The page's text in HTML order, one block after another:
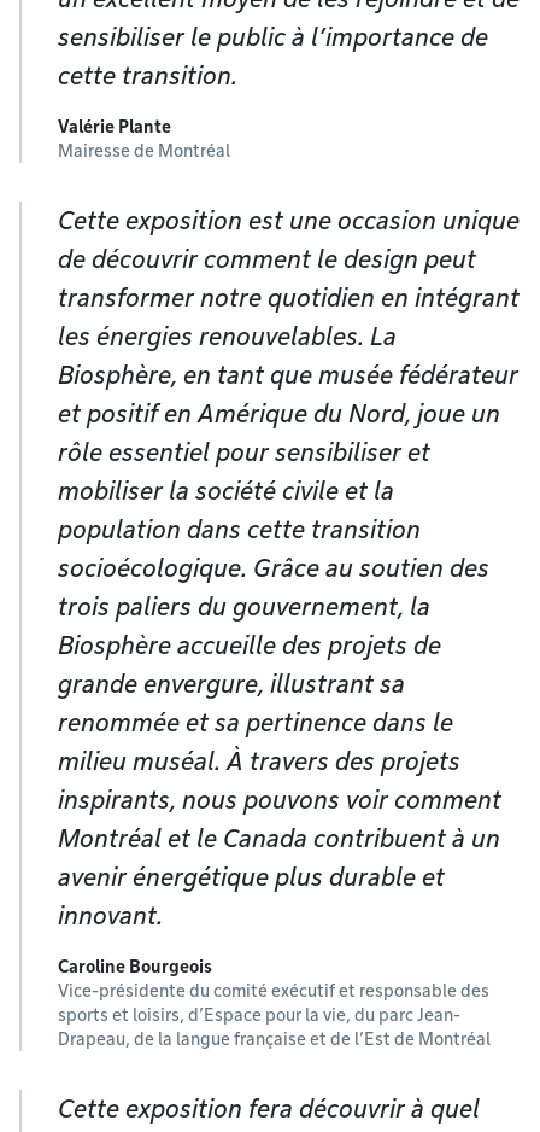
sensibiliser le public à l’importance de
cette transition.
Valérie Plante
Mairesse de Montréal
Cette exposition est une occasion unique
de découvrir comment le design peut
transformer notre quotidien en intégrant
les énergies renouvelables. La
Biosphère, en tant que musée fédérateur
et positif en Amérique du Nord, joue un
rôle essentiel pour sensibiliser et
mobiliser la société civile et la
population dans cette transition
socioécologique. Grâce au soutien des
trois paliers du gouvernement, la
Biosphère accueille des projets de
grande envergure, illustrant sa
renommée et sa pertinence dans le
milieu muséal. À travers des projets
inspirants, nous pouvons voir comment
Montréal et le Canada contribuent à un
avenir énergétique plus durable et
innovant.
Caroline Bourgeois
Vice-présidente du comité exécutif et responsable des
sports et loisirs, d’Espace pour la vie, du parc Jean-
Drapeau, de la langue française et de l’Est de Montréal
Cette exposition fera découvrir à quel